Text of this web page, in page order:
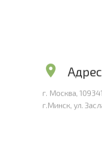
Адрес
г. Москва,
г.Минск, ул.